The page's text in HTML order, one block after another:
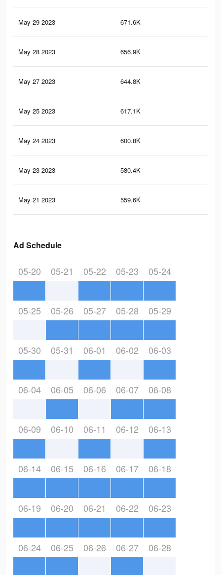
May 29 2023 671.6K
May 28 2023 656.9K
May 27 2023 644.8K
May 25 2023 617.1K
May 24 2023 600.8K
May 23 2023 580.4K
May 21 2023 559.6K
Ad Schedule
05-20 05-21 05-22 05-23 05-24
05-25 05-26 05-27 05-28 05-29
05-30 05-31 06-01 06-02 06-03
06-04 06-05 06-06 06-07 06-08
06-09 06-10 06-11 06-12 06-13
06-14 06-15 06-16 06-17 06-18
06-19 06-20 06-21 06-22 06-23
06-24 06-25 06-26 06-27 06-28